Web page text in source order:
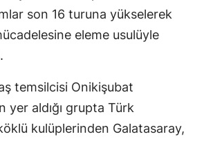
son 16 turuna yükselerek
eleme usulüyle
temsilcisi Onikişubat
yer aldığı grupta Türk
kulüplerinden Galatasaray,